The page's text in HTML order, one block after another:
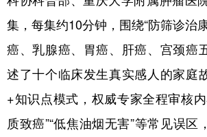
集，每集约10分钟，围绕“防筛诊治
癌、乳腺癌、胃癌、肝癌、宫颈癌
述了十个临床发生真实感人的家庭
+知识点模式，权威专家全程审核
质致癌”“低焦油烟无害”等常见误区